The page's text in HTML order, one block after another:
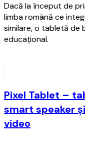
Dacă la început de
limba română ce
similare, o tabletă de
educaţional.
Pixel Tablet –
smart speaker
video